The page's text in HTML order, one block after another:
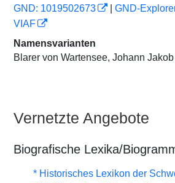
GND: 1019502673
GND-
VIAF
Namensvarianten
Blarer von Wartensee, Johann Jakob
Vernetzte Angebote
Biografische Lexika/
* Historisches Lexikon der